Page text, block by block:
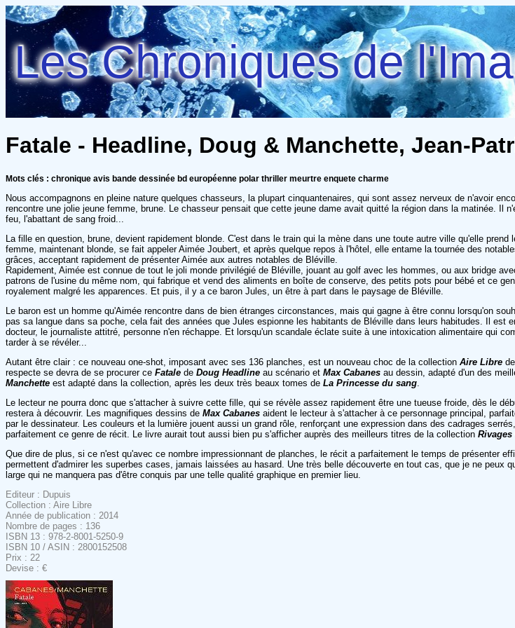
Les Chroniques de
Fatale - Headline, Doug & Manchette, Jean-
Mots clés : chronique avis bande dessinée bd européenne polar thriller meurtre enquete charme
Nous accompagnons en pleine nature quelques chasseurs, la plupart cinquantenaires, qui sont assez nerveux de n'avoir
rencontre une jolie jeune femme, brune. Le chasseur pensait que cette jeune dame avait quitté la région dans la matinée.
feu, l'abattant de sang froid...
La fille en question, brune, devient rapidement blonde. C'est dans le train qui la mène dans une toute autre ville qu'elle
femme, maintenant blonde, se fait appeler Aimée Joubert, et après quelque repos à l'hôtel, elle entame la tournée des
grâces, acceptant rapidement de présenter Aimée aux autres notables de Bléville.
Rapidement, Aimée est connue de tout le joli monde privilégié de Bléville, jouant au golf avec les hommes, ou aux bridge
patrons de l'usine du même nom, qui fabrique et vend des aliments en boîte de conserve, des petits pots pour bébé et ce
royalement malgré les apparences. Et puis, il y a ce baron Jules, un être à part dans le paysage de Bléville.
Le baron est un homme qu'Aimée rencontre dans de bien étranges circonstances, mais qui gagne à être connu lorsqu'on
pas sa langue dans sa poche, cela fait des années que Jules espionne les habitants de Bléville dans leurs habitudes. Il
docteur, le journaliste attitré, personne n'en réchappe. Et lorsqu'un scandale éclate suite à une intoxication alimentaire qui
tarder à se révéler...
Autant être clair : ce nouveau one-shot, imposant avec ses 136 planches, est un nouveau choc de la collection Aire Libre de
respecte se devra de se procurer ce Fatale de Doug Headline au scénario et Max Cabanes au dessin, adapté d'un des
Manchette est adapté dans la collection, après les deux très beaux tomes de La Princesse du sang
Le lecteur ne pourra donc que s'attacher à suivre cette fille, qui se révèle assez rapidement être une tueuse froide, dès le
restera à découvrir. Les magnifiques dessins de Max Cabanes aident le lecteur à s'attacher à ce personnage principal,
par le dessinateur. Les couleurs et la lumière jouent aussi un grand rôle, renforçant une expression dans des cadrages
parfaitement ce genre de récit. Le livre aurait tout aussi bien pu s'afficher auprès des meilleurs titres de la collection Rivages
Que dire de plus, si ce n'est qu'avec ce nombre impressionnant de planches, le récit a parfaitement le temps de présenter
permettent d'admirer les superbes cases, jamais laissées au hasard. Une très belle découverte en tout cas, que je ne
large qui ne manquera pas d'être conquis par une telle qualité graphique en premier lieu.
Editeur : Dupuis
Collection : Aire Libre
Année de publication : 2014
Nombre de pages : 136
ISBN 13 : 978-2-8001-5250-9
ISBN 10 / ASIN : 2800152508
Prix : 22
Devise : €